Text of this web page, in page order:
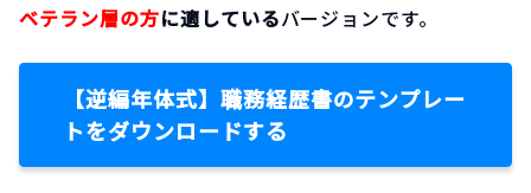
ベテラン層の方に適しているバージョンです。
【逆編年体式】職務経歴書のテンプレー
トをダウンロードする